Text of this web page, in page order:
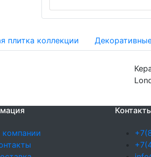
плитка коллекции
компании